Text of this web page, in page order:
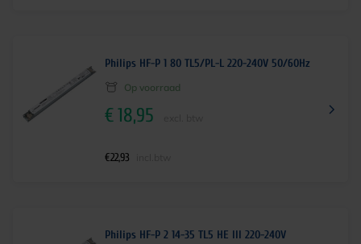
Philips HF-P 1 80 TL5/PL-L 220-240V 50/60Hz
Op voorraad
€18,95
€22,93
Philips HF-P 2 14-35 TL5 HE III 220-240V